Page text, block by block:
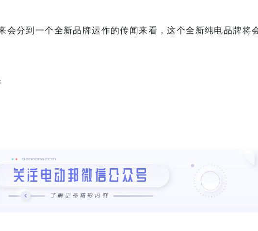
会分到一个全新品牌运作的传闻来看，这个全新纯电品牌将